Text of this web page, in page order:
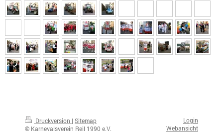
Druckversion | Sitemap
© Karnevalsverein Reil 1990 e.V.
Login
Webansicht